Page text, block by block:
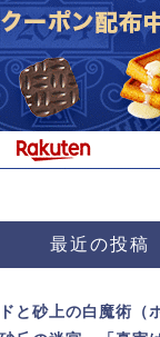
最近の投稿
ドと砂上の白魔術（